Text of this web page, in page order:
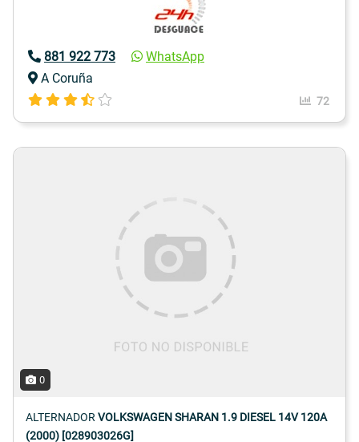
881 922 773
WhatsApp
A Coruña
72
0
ALTERNADOR VOLKSWAGEN SHARAN 1.9 DIESEL 14V 120A
(2000) [028903026G]